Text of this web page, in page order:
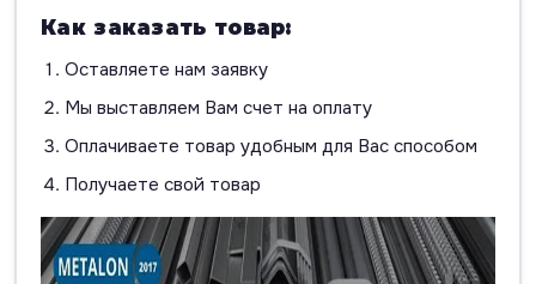
Как заказать товар:
Оставляете нам заявку
Мы выставляем Вам счет на оплату
Оплачиваете товар удобным для Вас способом
Получаете свой товар